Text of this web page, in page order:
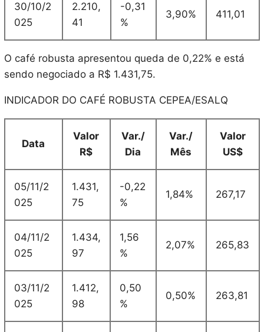
30/10/2
025
2.210,
41
-0,31
%
3,90% 411,01
O café robusta apresentou queda de 0,22% e está
sendo negociado a R$ 1.431,75.
INDICADOR DO CAFÉ ROBUSTA CEPEA/ESALQ
Data
Valor
R$
Var./
Dia
Var./
Mês
Valor
US$
05/11/2
025
1.431,
75
-0,22
%
1,84% 267,17
04/11/2
025
1.434,
97
1,56
%
2,07% 265,83
03/11/2
025
1.412,
98
0,50
%
0,50% 263,81